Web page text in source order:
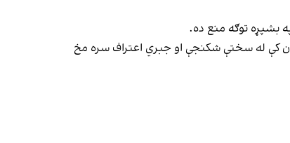
بشپړه توګه منع ده.
کې له سختې شکنجې او جبري اعتراف سره مخ